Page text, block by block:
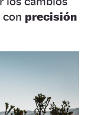
precisión